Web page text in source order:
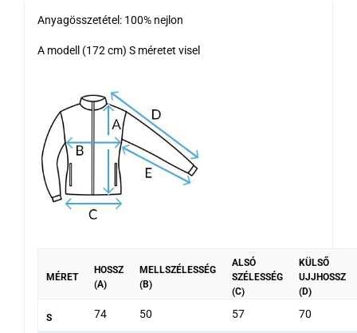
Anyagösszetétel: 100% nejlon
A modell (172 cm) S méretet visel
MÉRET
HOSSZ
(A)
MELLSZÉLESSÉG
(B)
ALSÓ
SZÉLESSÉG
(C)
KÜLSŐ
UJJHOSSZ
(D)
S 74 50 57 70